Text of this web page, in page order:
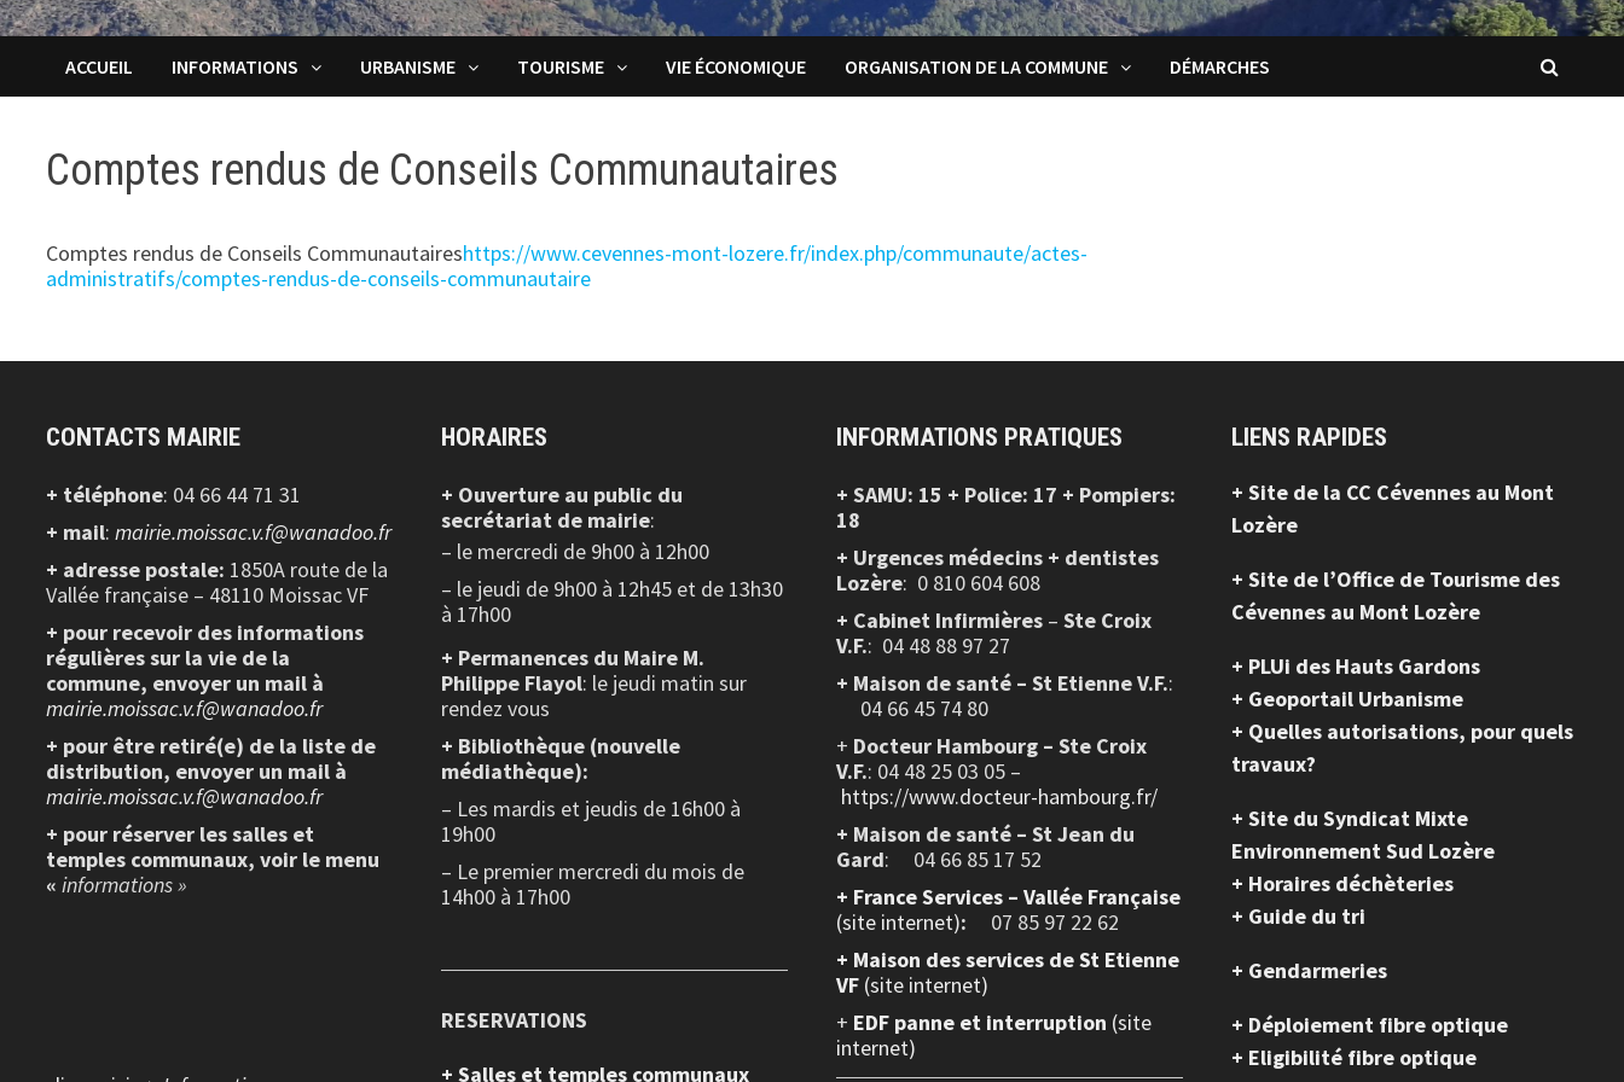
ACCUEIL INFORMATIONS URBANISME TOURISME VIE ÉCONOMIQUE ORGANISATION DE LA COMMUNE DÉMARCHES
Comptes rendus de Conseils Communautaires
Comptes rendus de Conseils Communautaireshttps://www.cevennes-mont-lozere.fr/index.php/communaute/actes-
administratifs/comptes-rendus-de-conseils-communautaire
CONTACTS MAIRIE
+ téléphone: 04 66 44 71 31
+ mail:mairie.moissac.v.f@wanadoo.fr
+ adresse postale: 1850A route de la
Vallée française – 48110 Moissac VF
+ pour recevoir des informations
régulières sur la vie de la
commune, envoyer un mail à
mairie.moissac.v.f@wanadoo.fr
+ pour être retiré(e) de la liste de
distribution, envoyer un mail à
mairie.moissac.v.f@wanadoo.fr
+ pour réserver les salles et
temples communaux, voir le menu
«informations »
HORAIRES
+ Ouverture au public du
secrétariat de mairie:
– le mercredi de 9h00 à 12h00
– le jeudi de 9h00 à 12h45 et de 13h30
à 17h00
+ Permanences du Maire M.
Philippe Flayol: le jeudi matin sur
rendez vous
+ Bibliothèque (nouvelle
médiathèque):
– Les mardis et jeudis de 16h00 à
19h00
– Le premier mercredi du mois de
14h00 à 17h00
RESERVATIONS
+ Salles et temples communaux
INFORMATIONS PRATIQUES
+ SAMU: 15 + Police: 17 + Pompiers:
18
+ Urgences médecins + dentistes
Lozère: 0 810 604 608
+ Cabinet Infirmières– Ste Croix
V.F.: 04 48 88 97 27
+ Maison de santé – St Etienne V.F.:
04 66 45 74 80
+ Docteur Hambourg – Ste Croix
V.F.: 04 48 25 03 05 –
https://www.docteur-hambourg.fr/
+ Maison de santé – St Jean du
Gard: 04 66 85 17 52
+ France Services – Vallée Française
(site internet):
07 85 97 22 62
+ Maison des services de St Etienne
VF (site internet)
+ EDF panne et interruption (site
internet)
LIENS RAPIDES
+ Site de la CC Cévennes au Mont
Lozère
+ Site de l’Office de Tourisme des
Cévennes au Mont Lozère
+ PLUi des Hauts Gardons
+ Geoportail Urbanisme
+ Quelles autorisations, pour quels
travaux?
+ Site du Syndicat Mixte
Environnement Sud Lozère
+ Horaires déchèteries
+ Guide du tri
+ Gendarmeries
+ Déploiement fibre optique
+ Eligibilité fibre optique